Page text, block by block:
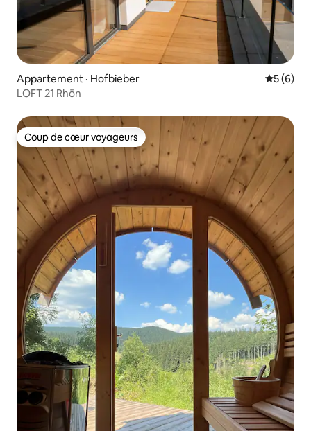
Appartement · Hofbieber Note
5 (6)
LOFT 21 Rhön
Coup de cœur voyageurs
Coup de cœur voyageurs